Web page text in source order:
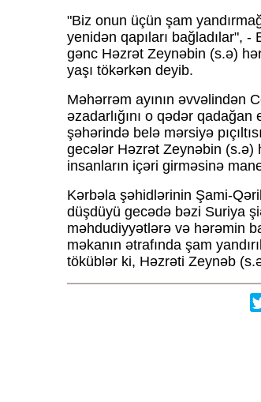
"Biz onun üçün şam
yenidən qapıları bağladılar",
gənc Həzrət Zeynəbin (s.ə)
yaşı tökərkən deyib.
Məhərrəm ayının əvvəlindən
əzadarlığını o qədər
şəhərində belə mərsiyə
gecələr Həzrət Zeynəbin (s.ə)
insanların içəri girməsinə
Kərbəla şəhidlərinin Şami-
düşdüyü gecədə bəzi Suriya
məhdudiyyətlərə və hərəmin
məkanın ətrafında şam
töküblər ki, Həzrəti Zeynəb